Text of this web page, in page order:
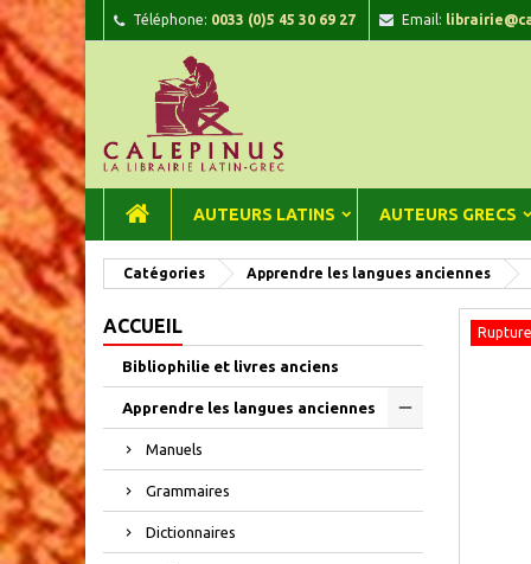
Téléphone: 0033 (0)5 45 30 69 27 Email:
AUTEURS LATINS AUTEURS GRECS
Catégories Apprendre les langues anciennes
ACCUEIL
Bibliophilie et livres anciens
Apprendre les langues anciennes
Manuels
Grammaires
Dictionnaires